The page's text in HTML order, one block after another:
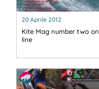
20 Aprile 2012
Kite Mag number two on
line